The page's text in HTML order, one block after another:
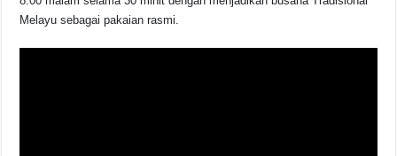
Melayu sebagai pakaian rasmi.